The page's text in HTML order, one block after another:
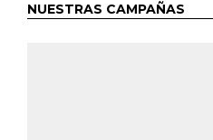
NUESTRAS CAMPAÑAS